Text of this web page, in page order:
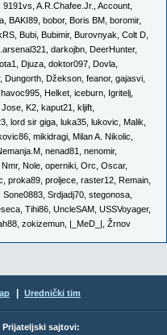
9191vs A.R.Chafee.Jr. Account
BAKI89 bobor, Boris BM boromir,
Bubi Bubimir, Burovnyak Colt D
darkojbn DeerHunter,
Djuza doktor097 Dovla
, Dungorth Džekson feanor, gajasvi
havoc995 Helket iceburn Igritelj
Jose K2 kaput21 kljift
lord sir giga luka35 lukovic Malik
mikidragi Milan A. Nikolic
nenad81 nenomir,
Nmr, Nole operniki Orc Oscar,
proka89 proljece raster12 Remain
Sone0883 Srdjadj70 stegonosa
Tihi86 UncleSAM USSVoyager,
zokizemun |_MeD_| Žrnov
Urednički tim
Prijateljski sajtovi: